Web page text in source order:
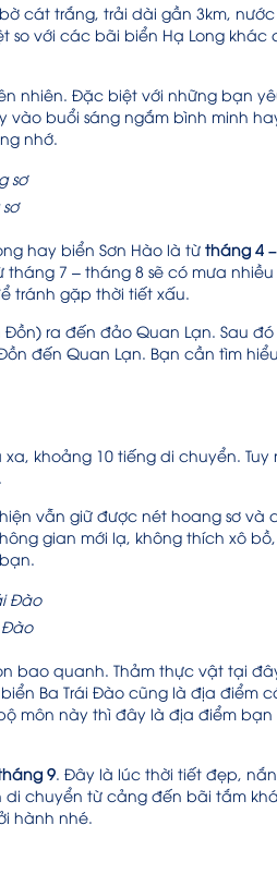
cát trắng, trải dài gần 3km,
so với các bãi biển Hạ Long khác
nhiên. Đặc biệt với những bạn
vào buổi sáng ngắm bình minh
nhớ.
hay biển Sơn Hào là từ tháng 4
7 – tháng 8 sẽ có mưa
tránh gặp thời tiết xấu.
ra đến đảo Quan Lạn. Sau
đến Quan Lạn. Bạn cần tìm
khoảng 10 tiếng di chuyển. Tuy
vẫn giữ được nét hoang sơ và
gian mới lạ, không thích xô
Đào
bao quanh. Thảm thực vật tại
Ba Trái Đào cũng là địa điểm
môn này thì đây là địa điểm
9. Đây là lúc thời tiết đẹp,
chuyển từ cảng đến bãi tắm
hành nhé.